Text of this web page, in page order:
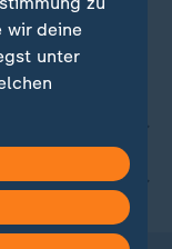
wir deine
unter
die Zukunft
oder ändern.